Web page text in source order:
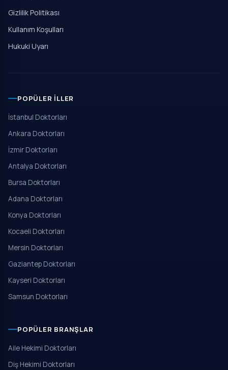
Gizlilik Politikası
Kullanım Koşulları
Hukuki Uyarı
POPÜLER İLLER
İstanbul Doktorları
Ankara Doktorları
İzmir Doktorları
Antalya Doktorları
Bursa Doktorları
Adana Doktorları
Konya Doktorları
Kocaeli Doktorları
Mersin Doktorları
Gaziantep Doktorları
Kayseri Doktorları
Samsun Doktorları
POPÜLER BRANŞLAR
Aile Hekimi Doktorları
Diş Hekimi Doktorları